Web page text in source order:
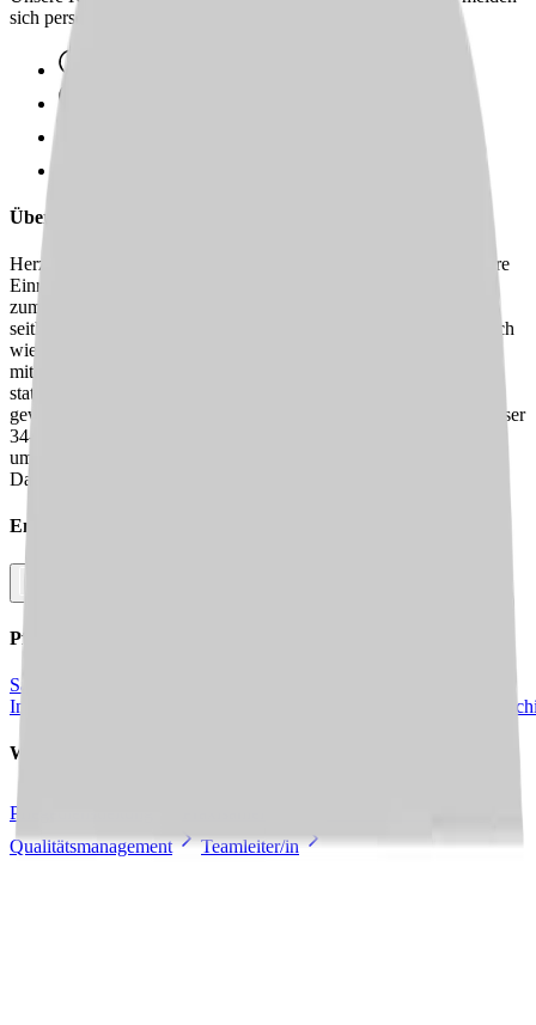
sich persönlich bei dir zurück.
Über uns
Herzlich willkommen im
Caritas SeniorenHaus St. Irmina! Unsere
Einrichtung befindet sich in wunderschöner Lage mit viel Raum
zum Wohlfühlen. 2006 wurde unser Haus gegründet und bietet
seither bis zu 97 pflegebedürftigen Menschen die Möglichkeit, sich
wie zu Hause zu fühlen, sogar das lieb gewonnene Haustier darf
mitgebracht werden. Wir möchten die Vorteile einer sicheren
stationären Pflege und Begleitung mit den Erfahrungen des
gewohnten Lebens zu Hause verknüpfen. Dafür kümmert sich unser
34-köpfiges Pflegeteam täglich mit großer Hingabe und Fürsorge
um unsere Bewohner:innen. Möchten Sie uns dabei unterstützen?
Dann freuen wir uns auf Ihre Bewerbung.
Empfehlen Sie diesen
Pflegejobs in
Saarbrücken
Ingbert
Weitere Jobs in
Pflegedienstleitung
Qualitätsmanagement
Teamleiter/in